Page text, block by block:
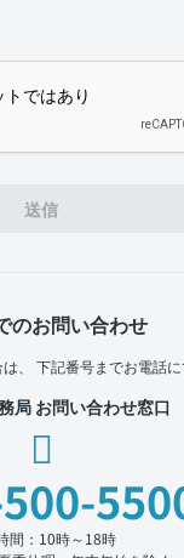
送信
のお問い合わせ
、 下記番号までお電話に
局 お問い合わせ窓口
間：10時～18時